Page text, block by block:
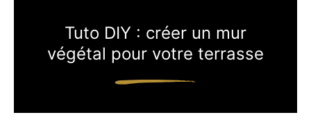
Tuto DIY : créer un mur
végétal pour votre terrasse